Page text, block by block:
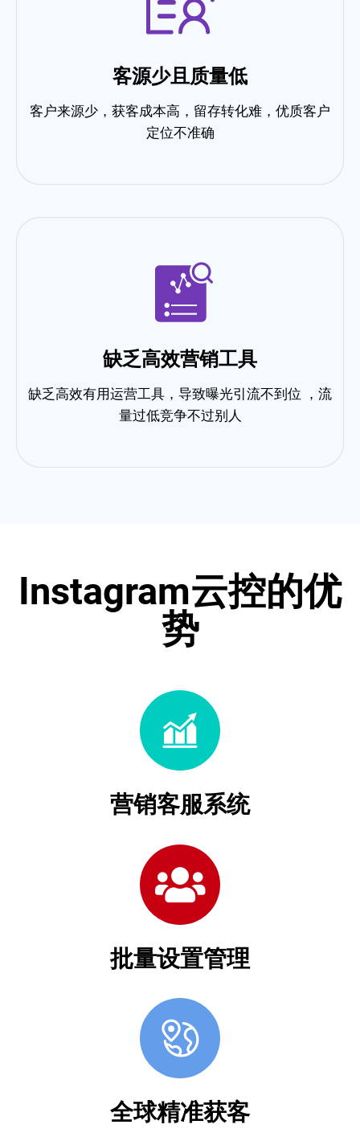
客源少且质量低
客户来源少，获客成本高，留存转化难，优质客户
定位不准确
缺乏高效营销工具
缺乏高效有用运营工具，导致曝光引流不到位 ，流
量过低竞争不过别人
Instagram云控的优
势
营销客服系统
批量设置管理
全球精准获客